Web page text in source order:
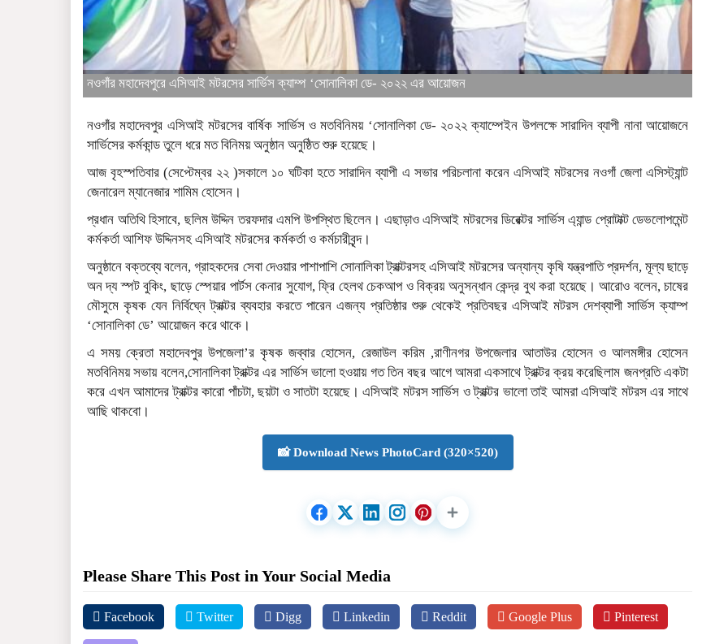
নওগাঁর মহাদেবপুরে এসিআই মটরসের সার্ভিস ক্যাম্প ‘সোনালিকা ডে- ২০২২ এর আয়োজন
নওগাঁর মহাদেবপুর এসিআই মটরসের বার্ষিক সার্ভিস ও মতবিনিময় ‘সোনালিকা ডে- ২০২২ ক্যাম্পেইন উপলক্ষে সারাদিন ব্যাপী নানা আয়োজনে
সার্ভিসের কর্মকান্ড তুলে ধরে মত বিনিময় অনুষ্ঠান অনুষ্ঠিত শুরু হয়েছে।
আজ বৃহস্পতিবার (সেপ্টেম্বর ২২ )সকালে ১০ ঘটিকা হতে সারাদিন ব্যাপী এ সভার পরিচলানা করেন এসিআই মটরসের নওগাঁ জেলা এসিস্ট্যান্ট
জেনারেল ম্যানেজার শামিম হোসেন।
প্রধান অতিথি হিসাবে, ছলিম উদ্দিন তরফদার এমপি উপস্থিত ছিলেন। এছাড়াও এসিআই মটরসের ডিরেক্টর সার্ভিস এ্যান্ড প্রোটাক্ট ডেভলোপমেন্ট
কর্মকর্তা আশিফ উদ্দিনসহ এসিআই মটরসের কর্মকর্তা ও কর্মচারীবৃন্দ।
অনুষ্ঠানে বক্তব্যে বলেন, গ্রাহকদের সেবা দেওয়ার পাশাপাশি সোনালিকা ট্রাক্টরসহ এসিআই মটরসের অন্যান্য কৃষি যন্ত্রপাতি প্রদর্শন, মূল্য ছাড়ে
অন দ্য স্পট বুকিং, ছাড়ে স্পেয়ার পার্টস কেনার সুযোগ, ফ্রি হেলথ চেকআপ ও বিক্রয় অনুসন্ধান কেন্দ্র বুথ করা হয়েছে। আরোও বলেন, চাষের
মৌসুমে কৃষক যেন নির্বিঘ্নে ট্রাক্টর ব্যবহার করতে পারেন এজন্য প্রতিষ্ঠার শুরু থেকেই প্রতিবছর এসিআই মটরস দেশব্যাপী সার্ভিস ক্যাম্প
‘সোনালিকা ডে’ আয়োজন করে থাকে।
এ সময় ক্রেতা মহাদেবপুর উপজেলা’র কৃষক জব্বার হোসেন, রেজাউল করিম ,রাণীনগর উপজেলার আতাউর হোসেন ও আলমঙ্গীর হোসেন
মতবিনিময় সভায় বলেন,সোনালিকা ট্রাক্টর এর সার্ভিস ভালো হওয়ায় গত তিন বছর আগে আমরা একসাথে ট্রাক্টর ক্রয় করেছিলাম জনপ্রতি একটা
করে এখন আমাদের ট্রাক্টর কারো পাঁচটা, ছয়টা ও সাতটা হয়েছে। এসিআই মটরস সার্ভিস ও ট্রাক্টর ভালো তাই আমরা এসিআই মটরস এর সাথে
আছি থাকবো।
📸 Download News PhotoCard (320×520)
Please Share This Post in Your Social Media
Facebook Twitter Digg Linkedin Reddit Google Plus Pinterest